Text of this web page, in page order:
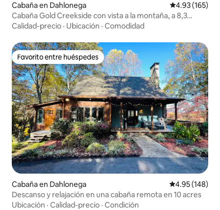
Cabaña en Dahlonega Calificación
4.93 (165)
Cabaña Gold Creekside con vista a la montaña, a 8,3
minutos de la ciudad
Calidad-precio · Ubicación · Comodidad
Favorito entre huéspedes
Favorito entre huéspedes
Cabaña en Dahlonega Calificación
4.95 (148)
Descanso y relajación en una cabaña remota en 10 acres
Ubicación · Calidad-precio · Condición